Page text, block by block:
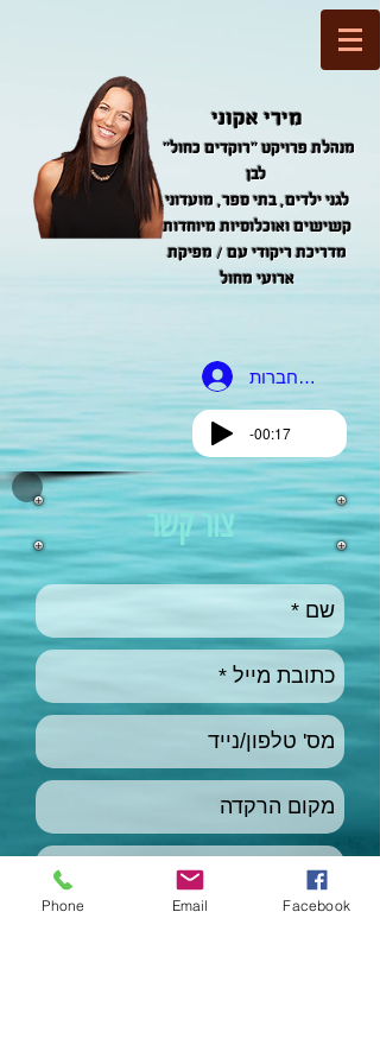
מירי אקוני
"מנהלת פרויקט "רוקדים כחול
לבן
לגני ילדים, בתי ספר, מועדוני
קשישים ואוכלוסיות מיוחדות
מדריכת ריקודי עם / מפיקת
ארועי מחול
להתחברות
-00:17
צור קשר
Phone Email Facebook